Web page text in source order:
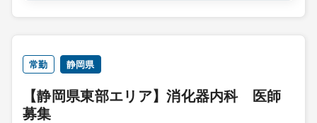
常勤 静岡県
【静岡県東部エリア】消化器内科 医師
募集